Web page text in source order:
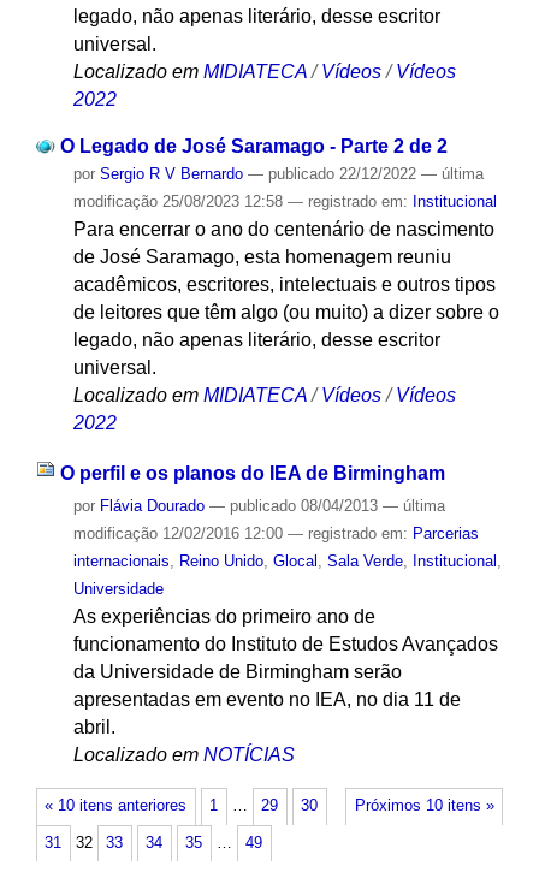
legado, não apenas literário, desse escritor
universal.
Localizado em MIDIATECA /Vídeos /Vídeos
2022
O Legado de José Saramago - Parte 2 de 2
por Sergio R V Bernardo — publicado22/12/2022 — última
modificação25/08/2023 12:58 — registrado em: Institucional
Para encerrar o ano do centenário de nascimento
de José Saramago, esta homenagem reuniu
acadêmicos, escritores, intelectuais e outros tipos
de leitores que têm algo (ou muito) a dizer sobre o
legado, não apenas literário, desse escritor
universal.
Localizado em MIDIATECA /Vídeos /Vídeos
2022
O perfil e os planos do IEA de Birmingham
por Flávia Dourado — publicado08/04/2013 — última
modificação12/02/2016 12:00 — registrado em: Parcerias
internacionais, Reino Unido, Glocal , Sala Verde, Institucional ,
Universidade
As experiências do primeiro ano de
funcionamento do Instituto de Estudos Avançados
da Universidade de Birmingham serão
apresentadas em evento no IEA, no dia 11 de
abril.
Localizado em NOTÍCIAS
« 10 itens anteriores Próximos 10 itens »
1 … 29 30
31 32 33 34 35 … 49